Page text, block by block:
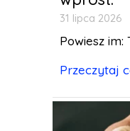
31 lipca 2026
Powiesz im:
Przeczytaj